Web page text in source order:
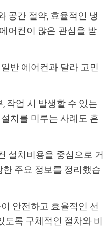
공간 절약, 효율적인 냉
어컨이 많은 관심을 받
반 에어컨과 달라 고민
작업 시 발생할 수 있는
치를 미루는 사례도 흔
설치비용을 중심으로 거
주요 정보를 정리했습
안전하고 효율적인 선
도록 구체적인 절차와 비